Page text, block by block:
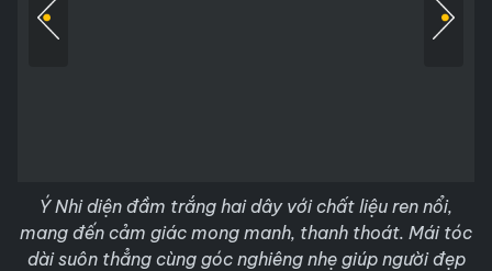
Ý Nhi diện đầm trắng hai dây với chất liệu ren nổi,
mang đến cảm giác mong manh, thanh thoát. Mái tóc
dài suôn thẳng cùng góc nghiêng nhẹ giúp người đẹp